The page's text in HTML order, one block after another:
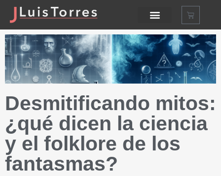
Desmitificando mitos:
¿qué dicen la ciencia
y el folklore de los
fantasmas?